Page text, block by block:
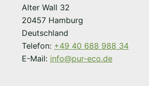
Alter Wall 32
20457 Hamburg
Deutschland
Telefon: +49 40 688 988 34
E-Mail: info@pur-eco.de